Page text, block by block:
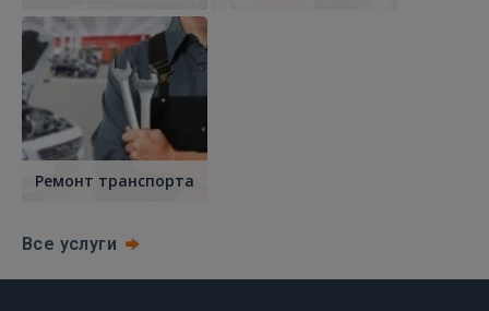
Ремонт транспорта
Все услуги